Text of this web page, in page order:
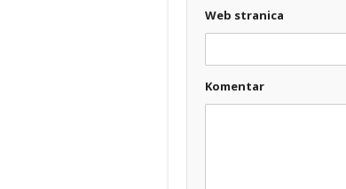
Web stranica
Komentar